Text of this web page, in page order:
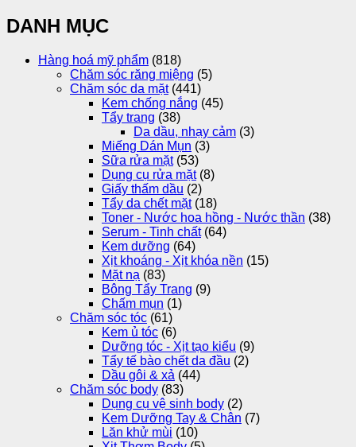
DANH MỤC
Hàng hoá mỹ phẩm (818)
Chăm sóc răng miệng (5)
Chăm sóc da mặt (441)
Kem chống nắng (45)
Tẩy trang (38)
Da dầu, nhạy cảm (3)
Miếng Dán Mụn (3)
Sữa rửa mặt (53)
Dụng cụ rửa mặt (8)
Giấy thấm dầu (2)
Tẩy da chết mặt (18)
Toner - Nước hoa hồng - Nước thần (38)
Serum - Tinh chất (64)
Kem dưỡng (64)
Xịt khoáng - Xịt khóa nền (15)
Mặt nạ (83)
Bông Tẩy Trang (9)
Chấm mụn (1)
Chăm sóc tóc (61)
Kem ủ tóc (6)
Dưỡng tóc - Xịt tạo kiểu (9)
Tẩy tế bào chết da đầu (2)
Dầu gôi & xả (44)
Chăm sóc body (83)
Dụng cụ vệ sinh body (2)
Kem Dưỡng Tay & Chân (7)
Lăn khử mùi (10)